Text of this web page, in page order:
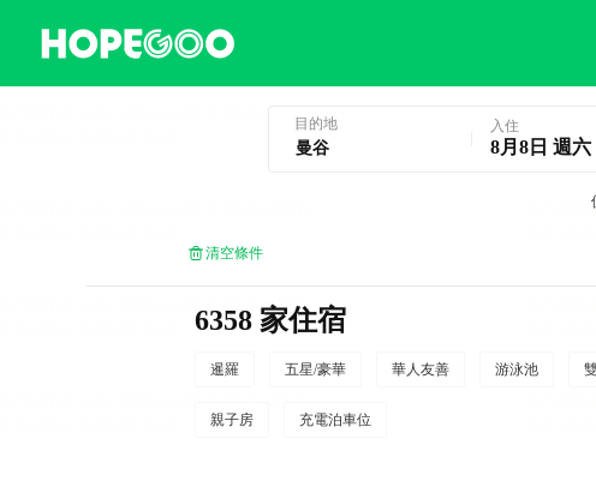
目的地 入住
8月8日 週六
清空條件
6358 家住宿
暹羅 五星/豪華 華人友善 游泳池
親子房 充電泊車位